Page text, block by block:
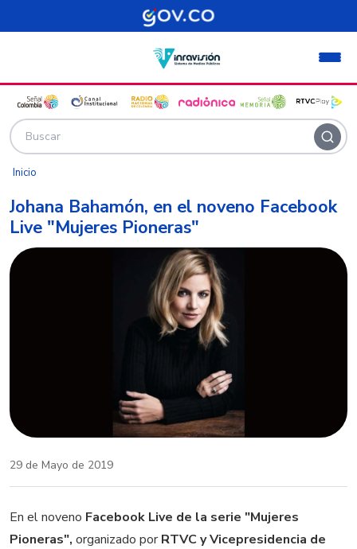
Pasar al contenido principal
Inicio
Johana Bahamón, en el noveno Facebook
Live "Mujeres Pioneras"
29 de Mayo de 2019
En el noveno Facebook Live de la serie "Mujeres
Pioneras", organizado porRTVC y Vicepresidencia de